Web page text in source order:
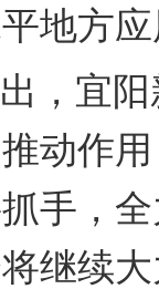
地方
，宜
动作
手，
继续